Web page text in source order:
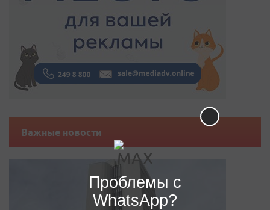
Важные новости
Проблемы с
WhatsApp?